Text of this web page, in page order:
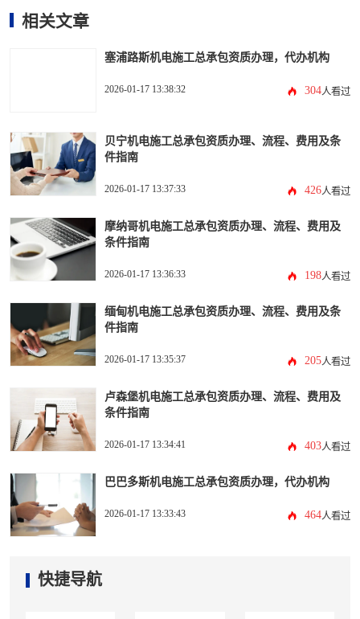
相关文章
塞浦路斯机电施工总承包资质办理，代办机构
2026-01-17 13:38:32 304人看过
贝宁机电施工总承包资质办理、流程、费用及条
件指南
2026-01-17 13:37:33 426人看过
摩纳哥机电施工总承包资质办理、流程、费用及
条件指南
2026-01-17 13:36:33 198人看过
缅甸机电施工总承包资质办理、流程、费用及条
件指南
2026-01-17 13:35:37 205人看过
卢森堡机电施工总承包资质办理、流程、费用及
条件指南
2026-01-17 13:34:41 403人看过
巴巴多斯机电施工总承包资质办理，代办机构
2026-01-17 13:33:43 464人看过
快捷导航